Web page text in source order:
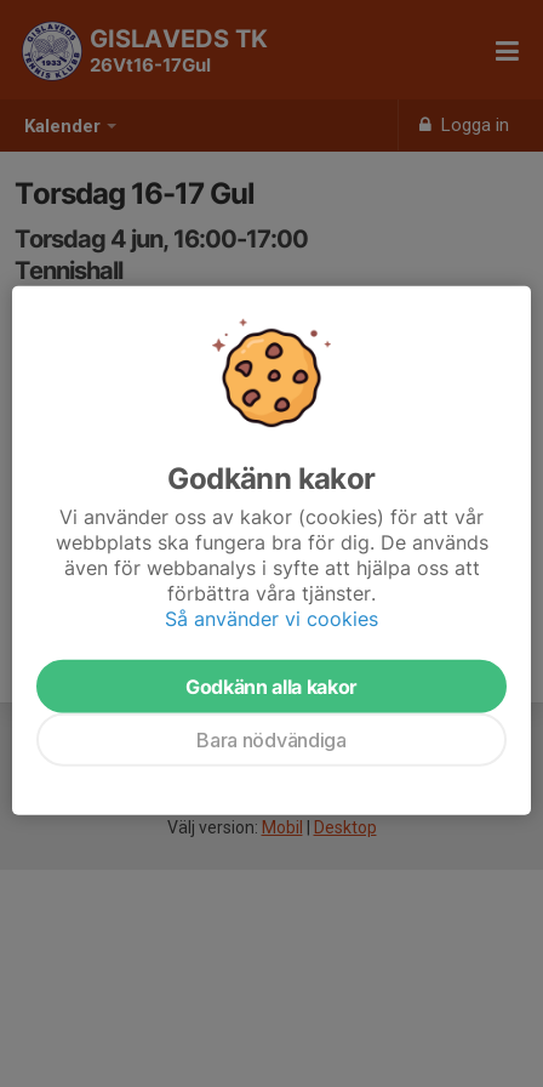
Kalender Logga in
GISLAVEDS TK
26Vt16-17Gul
Torsdag 16-17 Gul
Torsdag 4 jun, 16:00-17:00
Tennishall
Välj version: Mobil Desktop
Godkänn kakor
Vi använder oss av kakor (cookies) för att vår
webbplats ska fungera bra för dig. De används
även för webbanalys i syfte att hjälpa oss att
förbättra våra tjänster.
Så använder vi cookies
Godkänn alla kakor
Bara nödvändiga